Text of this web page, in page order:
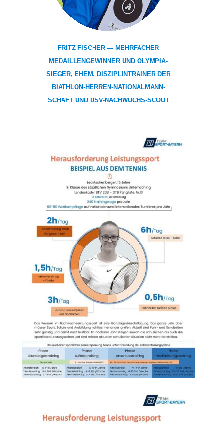
FRITZ FISCHER — MEHR­FA­CHER
MEDAIL­LEN­GE­WIN­NER UND OLYM­PIA­
SIE­GER, EHEM. DIS­ZI­PLIN­TRAI­NER DER
BIATH­LON-HER­REN-NATIO­NAL­MANN­
SCHAFT UND DSV-NACHWUCHS-SCOUT